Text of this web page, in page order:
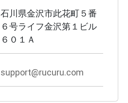
石川県金沢市此花町５番
６号ライフ金沢第１ビル
６０１Ａ
support@rucuru.com